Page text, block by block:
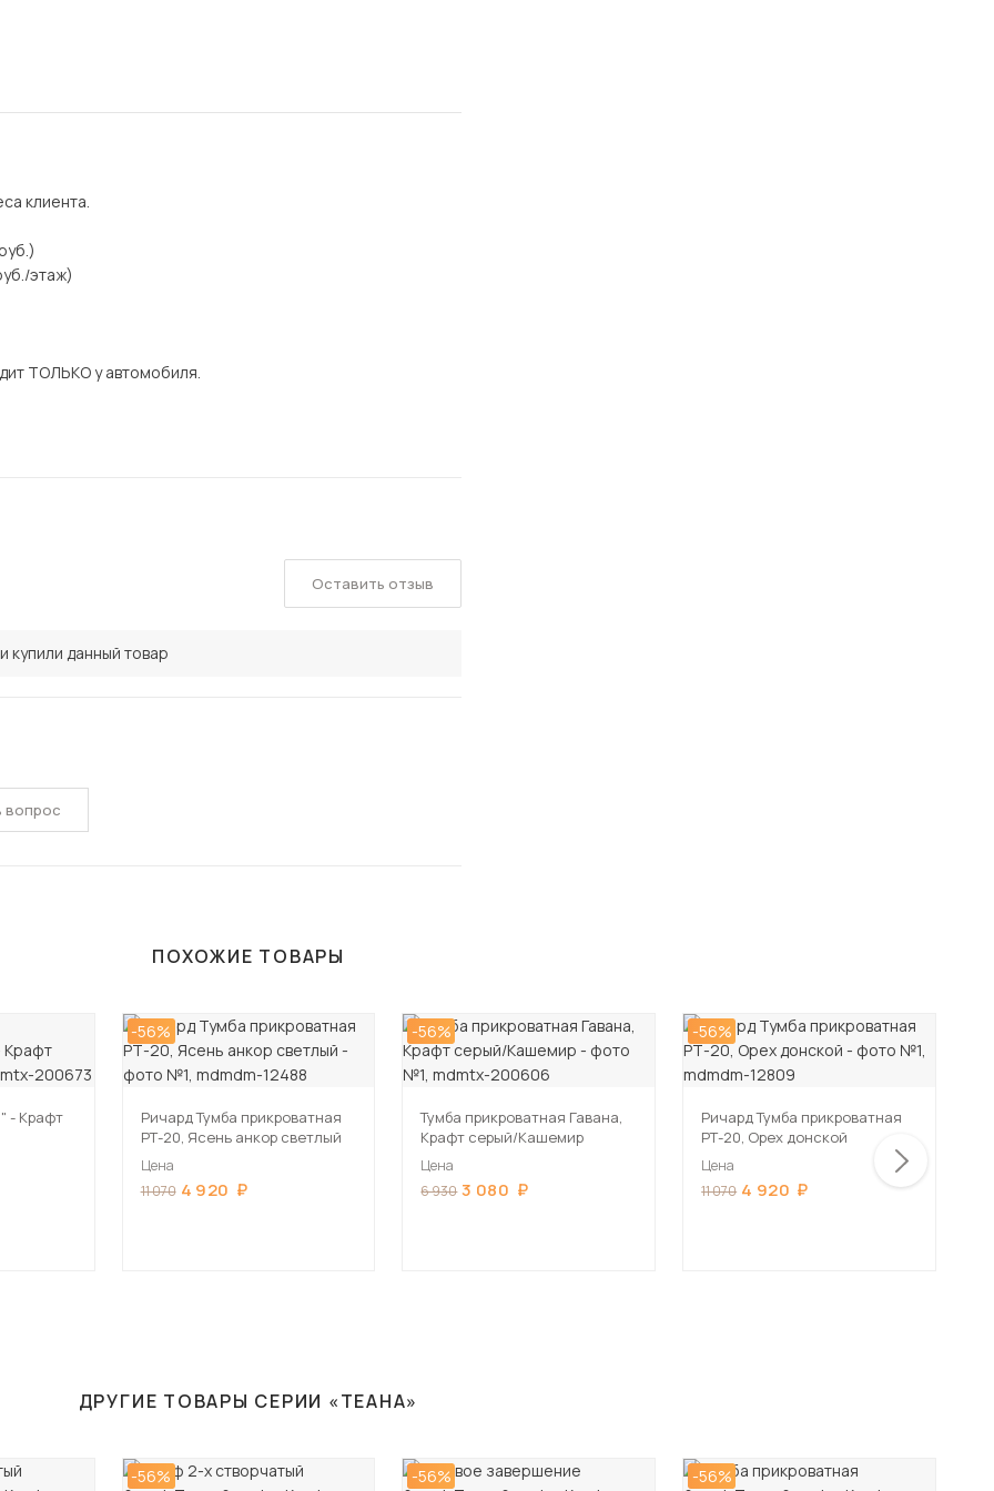
клиента.
этаж)
ТОЛЬКО у автомобиля.
купили данный товар
Оставить отзыв
вопрос
ПОХОЖИЕ ТОВАРЫ
- Крафт
-56%
Ричард Тумба прикроватная
РТ-20, Ясень анкор светлый
Цена
11 070 4 920
-56%
Тумба прикроватная Гавана,
Крафт серый/Кашемир
Цена
6 930 3 080
-56%
Ричард Тумба прикроватная
РТ-20, Орех донской
Цена
11 070 4 920
ДРУГИЕ ТОВАРЫ СЕРИИ «ТЕАНА»
-56% -56% -56%